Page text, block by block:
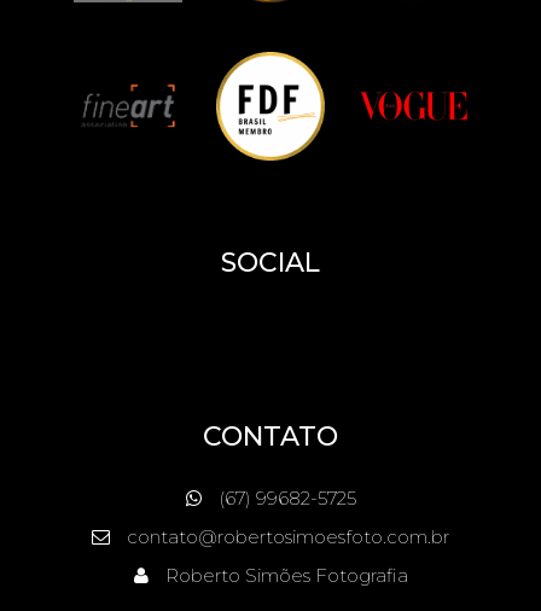
SOCIAL
CONTATO
(67) 99682-5725
contato@robertosimoesfoto.com.br
Roberto Simões Fotografia